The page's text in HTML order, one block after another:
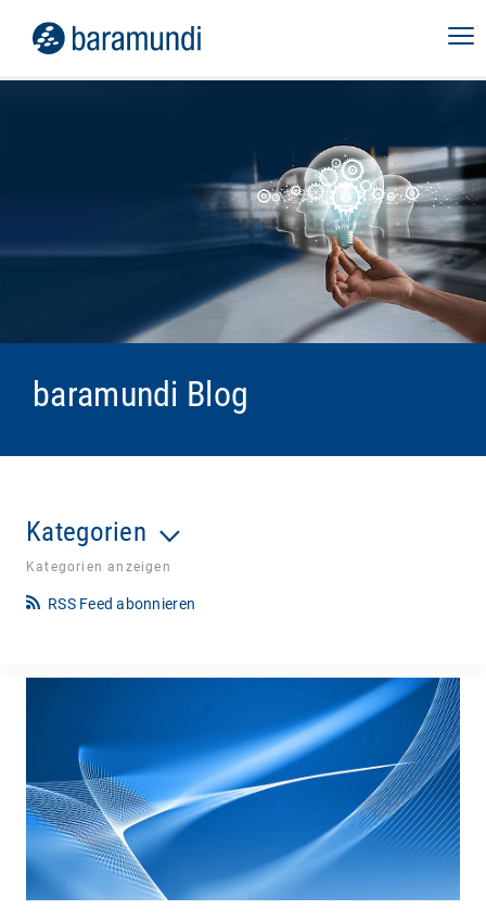
baramundi Blog
Kategorien
Kategorien anzeigen
RSS Feed abonnieren